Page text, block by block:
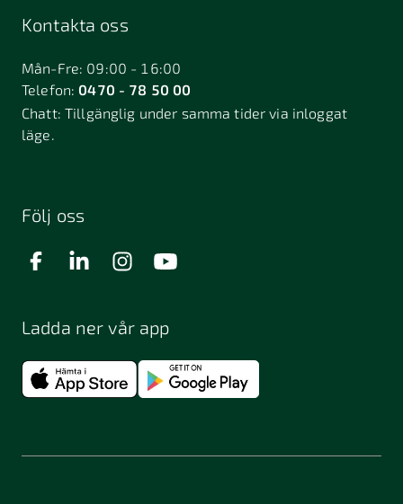
Kontakta oss
Mån-Fre: 09:00 - 16:00
Telefon:0470 - 78 50 00
Chatt:Tillgänglig under samma tider via inloggat
läge.
Följ oss
Ladda ner vår app